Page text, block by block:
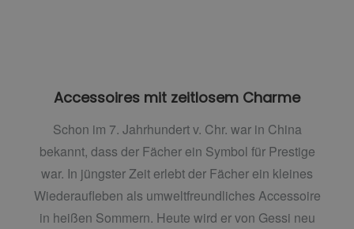
Accessoires mit zeitlosem Charme
Schon im 7. Jahrhundert v. Chr. war in China
bekannt, dass der Fächer ein Symbol für Prestige
war. In jüngster Zeit erlebt der Fächer ein kleines
Wiederaufleben als umweltfreundliches Accessoire
in heißen Sommern. Heute wird er von Gessi neu